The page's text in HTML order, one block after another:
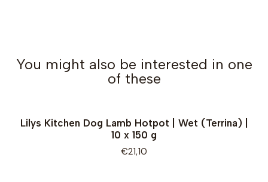
You might also be interested in one
of these
Lilys Kitchen Dog Lamb Hotpot | Wet (Terrina) |
10 x 150 g
€21,10